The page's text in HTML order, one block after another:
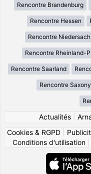
Rencontre Brandenburg
Rencontre Hessen
Rencontre
Rencontre Rheinland-
Rencontre Saarland
Rencontre Saxony
Actualités|
Cookies & RGPD
Conditions d'utilisation|